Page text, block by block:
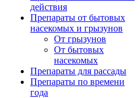
действия
Препараты от бытовых
насекомых и грызунов
От грызунов
От бытовых
насекомых
Препараты для рассады
Препараты по времени
года